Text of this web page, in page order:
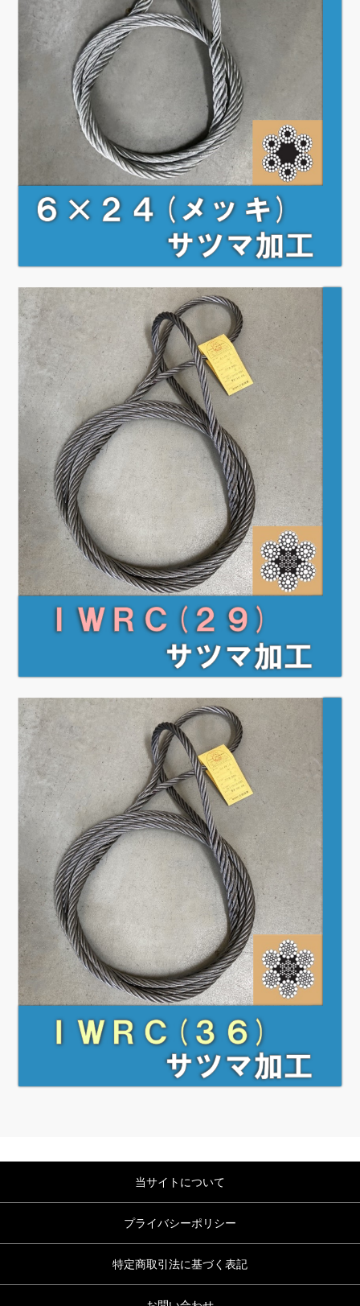
当サイトについて
プライバシーポリシー
特定商取引法に基づく表記